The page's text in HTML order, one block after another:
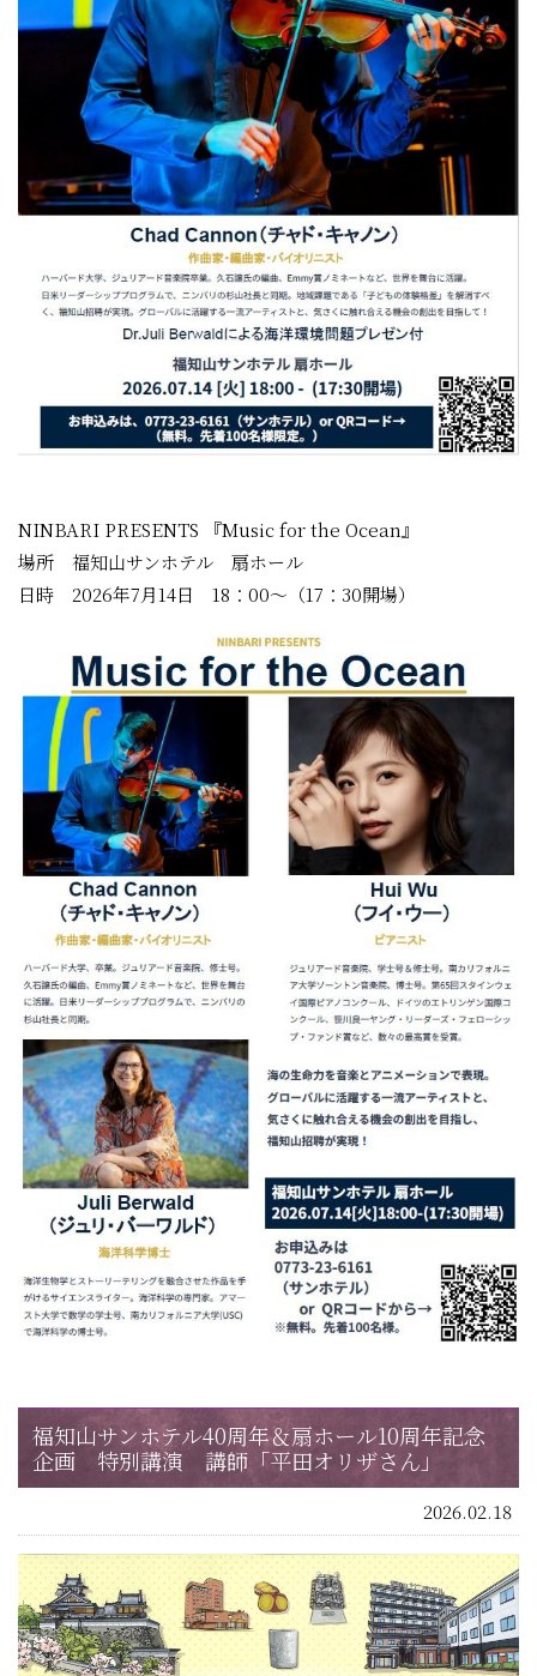
NINBARI PRESENTS 『Music for the Ocean』
場所 福知山サンホテル 扇ホール
日時 2026年7月14日 18：00～（17：30開場）
福知山サンホテル40周年＆扇ホール10周年記念
企画 特別講演 講師「平田オリザさん」
2026.02.18